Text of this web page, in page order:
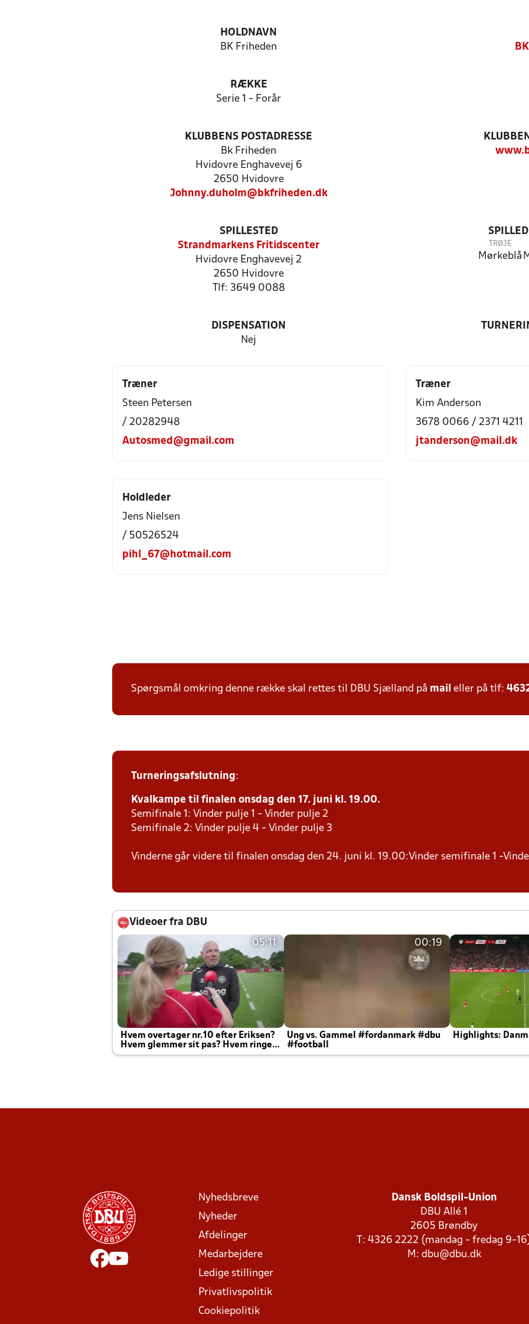
HOLDNAVN
BK Friheden
RÆKKE
Serie 1 - Forår
KLUBBENS POSTADRESSE
Bk Friheden
Hvidovre Enghavevej 6
2650 Hvidovre
Johnny.duholm@bkfriheden.dk
SPILLESTED
Strandmarkens Fritidscenter
Hvidovre Enghavevej 2
2650 Hvidovre
Tlf: 3649 0088
TRØJE
Mørkeblå
DISPENSATION
Nej
Træner
Steen Petersen
/ 20282948
Autosmed@gmail.com
Træner
Kim Anderson
3678 0066 / 2371 4211
jtanderson@mail.dk
Holdleder
Jens Nielsen
/ 50526524
pihl_67@hotmail.com
Spørgsmål omkring denne række skal rettes til DBU Sjælland på mail eller på tlf:
Turneringsafslutning:
Kvalkampe til finalen onsdag den 17. juni kl. 19.00.
Semifinale 1: Vinder pulje 1 - Vinder pulje 2
Semifinale 2: Vinder pulje 4 - Vinder pulje 3
Vinderne går videre til finalen onsdag den 24. juni kl. 19.00:Vinder semifinale 1 -
Videoer fra DBU
05:11
Hvem overtager nr.10 efter Eriksen?
Hvem glemmer sit pas? Hvem ringer
Joachim altid til efter kampe?
00:19
Ung vs. Gammel #fordanmark #dbu
#football
Highlights:
Nyhedsbreve
Nyheder
Afdelinger
Medarbejdere
Ledige stillinger
Privatlivspolitik
Cookiepolitik
Dansk Boldspil-Union
DBU Allé 1
2605 Brøndby
T: 4326 2222 (mandag - fredag 9-
M: dbu@dbu.dk